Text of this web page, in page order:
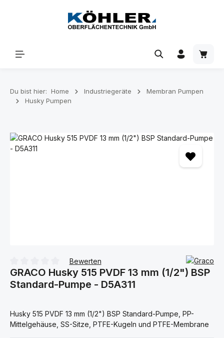
Zum Hauptinhalt springen
Du bist hier: Home Industriegeräte
Membran Pumpen
Husky Pumpen
Bildergalerie überspringen
Durchschnittliche Bewertung von 0 von 5 Sternen
Bewerten
GRACO Husky 515 PVDF 13 mm (1/2") BSP
Standard-Pumpe - D5A311
Husky 515 PVDF 13 mm (1/2") BSP Standard-Pumpe, PP-
Mittelgehäuse, SS-Sitze, PTFE-Kugeln und PTFE-Membrane